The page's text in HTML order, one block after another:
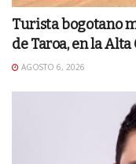
Turista bogotano
de Taroa, en la
AGOSTO 6, 2026